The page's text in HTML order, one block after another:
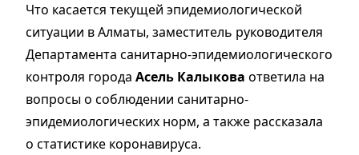
Что касается текущей эпидемиологической
ситуации в Алматы, заместитель руководителя
Департамента санитарно-эпидемиологического
контроля города Асель Калыкова ответила на
вопросы о соблюдении санитарно-
эпидемиологических норм, а также рассказала
о статистике коронавируса.